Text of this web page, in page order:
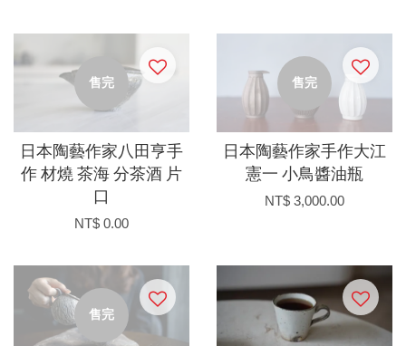
售完
日本陶藝作家八田亨手
作 材燒 茶海 分茶酒 片
口
NT$ 0.00
售完
日本陶藝作家手作大江
憲一 小鳥醬油瓶
NT$ 3,000.00
售完